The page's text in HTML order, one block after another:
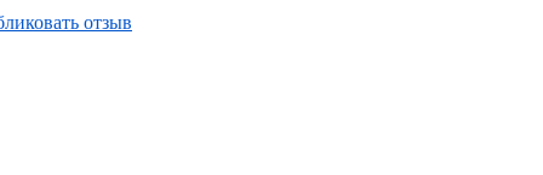
отзыв